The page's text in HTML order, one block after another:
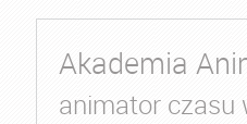
Akademia
animator czasu